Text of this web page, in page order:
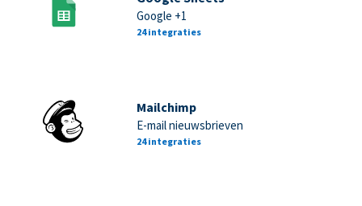
Google +1
24 integraties
Mailchimp
E-mail nieuwsbrieven
24 integraties